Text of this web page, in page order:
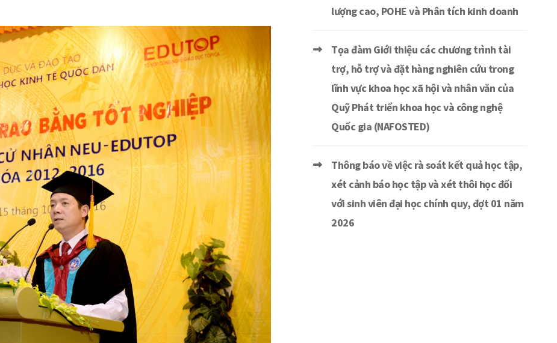
lượng cao, POHE và Phân tích kinh doanh
Tọa đàm Giới thiệu các chương trình tài
trợ, hỗ trợ và đặt hàng nghiên cứu trong
lĩnh vực khoa học xã hội và nhân văn của
Quỹ Phát triển khoa học và công nghệ
Quốc gia (NAFOSTED)
Thông báo về việc rà soát kết quả học tập,
xét cảnh báo học tập và xét thôi học đối
với sinh viên đại học chính quy, đợt 01 năm
2026